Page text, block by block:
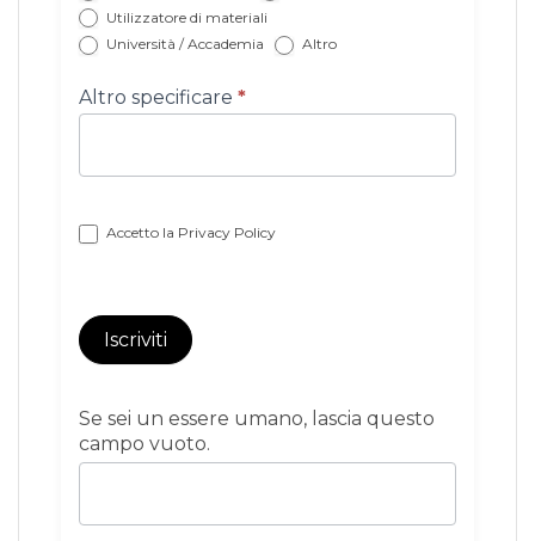
Utilizzatore di materiali
Università / Accademia
Altro
Altro specificare *
Accetto la Privacy Policy
Iscriviti
Se sei un essere umano, lascia questo
campo vuoto.